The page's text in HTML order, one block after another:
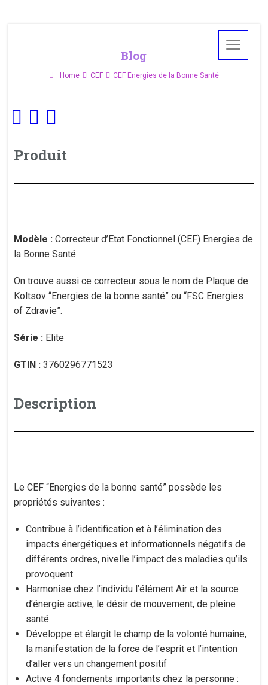
Blog
Home CEF CEF Energies de la Bonne Santé
Produit
Modèle : Correcteur d’Etat Fonctionnel (CEF) Energies de
la Bonne Santé
On trouve aussi ce correcteur sous le nom de Plaque de
Koltsov “Energies de la bonne santé” ou “FSC Energies
of Zdravie”.
Série : Elite
GTIN : 3760296771523
Description
Le CEF “Energies de la bonne santé” possède les
propriétés suivantes :
Contribue à l’identification et à l’élimination des
impacts énergétiques et informationnels négatifs de
différents ordres, nivelle l’impact des maladies qu’ils
provoquent
Harmonise chez l’individu l’élément Air et la source
d’énergie active, le désir de mouvement, de pleine
santé
Développe et élargit le champ de la volonté humaine,
la manifestation de la force de l’esprit et l’intention
d’aller vers un changement positif
Active 4 fondements importants chez la personne :